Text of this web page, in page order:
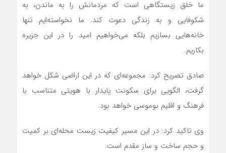
ما خلق زیستگاهی است که مردمانش را به ماندن، به
شکوفایی و به زندگی دعوت کند. ما نخواسته‌ایم تنها
خانه‌هایی بسازیم بلکه می‌خواهیم امید را در این جزیره
بکاریم.
صادق تصریح کرد: مجموعه‌ای که در این اراضی شکل خواهد
گرفت، الگویی برای سکونت پایدار با هویتی متناسب با
فرهنگ و اقلیم بوموسی خواهد بود.
وی تاکید کرد: در این مسیر کیفیت زیست محله‌ای بر کمیت
و حجم ساخت و ساز مقدم است.